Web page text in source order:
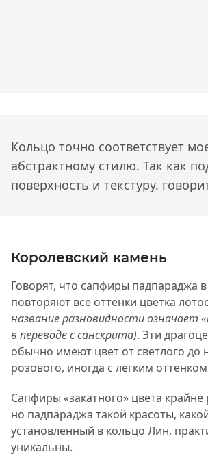
Кольцо точно соответствует
абстрактному стилю. Так как
поверхность и текстуру.
Королевский камень
Говорят, что сапфиры падпараджа
повторяют все оттенки цветка
название разновидности означает
в переводе с санскрита). Эти
обычно имеют цвет от светлого до
розового, иногда с лёгким
Сапфиры «закатного» цвета крайне
но падпараджа такой красоты,
установленный в кольцо Лин,
уникальны.